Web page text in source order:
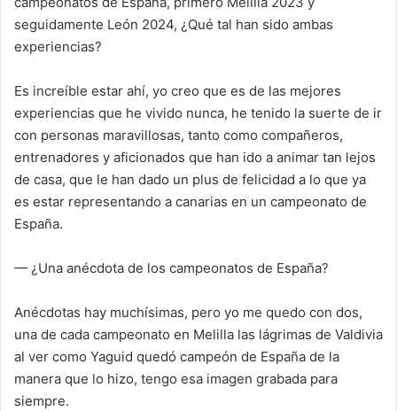
seguidamente León 2024, ¿Qué tal han sido ambas
experiencias?
Es increíble estar ahí, yo creo que es de las mejores
experiencias que he vivido nunca, he tenido la suerte de ir
con personas maravillosas, tanto como compañeros,
entrenadores y aficionados que han ido a animar tan lejos
de casa, que le han dado un plus de felicidad a lo que ya
es estar representando a canarias en un campeonato de
España.
— ¿Una anécdota de los campeonatos de España?
Anécdotas hay muchísimas, pero yo me quedo con dos,
una de cada campeonato en Melilla las lágrimas de Valdivia
al ver como Yaguid quedó campeón de España de la
manera que lo hizo, tengo esa imagen grabada para
siempre.